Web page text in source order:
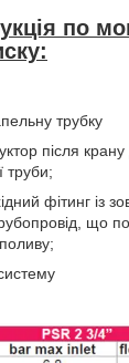
по
трубку
після крану
труби;
фітинг із
що